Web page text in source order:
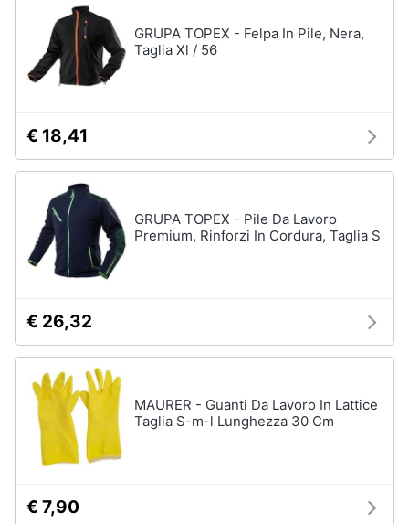
GRUPA TOPEX - Felpa In Pile, Nera,
Taglia Xl / 56
€ 18,41
GRUPA TOPEX - Pile Da Lavoro
Premium, Rinforzi In Cordura, Taglia S
€ 26,32
MAURER - Guanti Da Lavoro In Lattice
Taglia S-m-l Lunghezza 30 Cm
€ 7,90